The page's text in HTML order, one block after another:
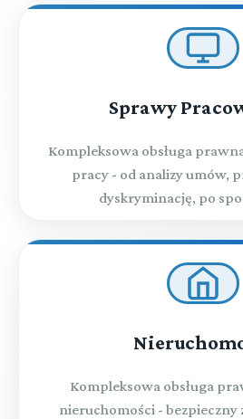
Sprawy
Kompleksowa obsługa
pracy - od analizy umów,
dyskryminację, po
Kompleksowa obsługa
nieruchomości - bezpieczny